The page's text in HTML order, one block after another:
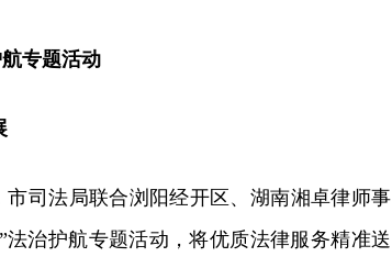
专题活动
司法局联合浏阳经开区、湖南湘卓律师事
治护航专题活动，将优质法律服务精准送